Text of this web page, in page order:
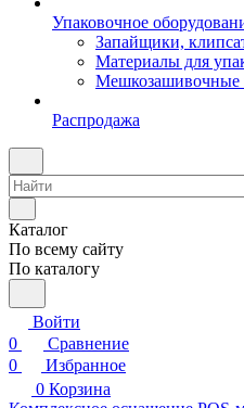
Упаковочное
Запайщики,
Материалы для
Распродажа
Каталог
По всему сайту
По каталогу
Войти
0
Сравнение
0
Избранное
0 Корзина